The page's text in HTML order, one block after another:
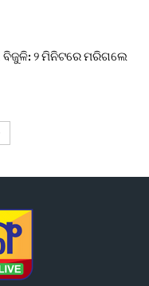
ବିଜୁଳି: ୨ ମିନିଟରେ ମରିଗଲେ